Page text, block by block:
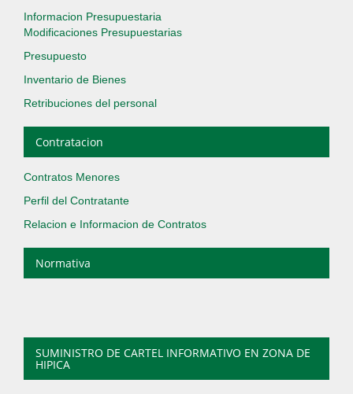
Informacion Presupuestaria
Modificaciones Presupuestarias
Presupuesto
Inventario de Bienes
Retribuciones del personal
Contratacion
Contratos Menores
Perfil del Contratante
Relacion e Informacion de Contratos
Normativa
SUMINISTRO DE CARTEL INFORMATIVO EN ZONA DE
HIPICA